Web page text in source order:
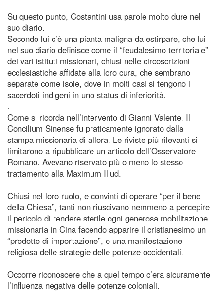
Su questo punto, Costantini usa parole molto dure nel
suo diario.
Secondo lui c’è una pianta maligna da estirpare, che lui
nel suo diario definisce come il “feudalesimo territoriale”
dei vari istituti missionari, chiusi nelle circoscrizioni
ecclesiastiche affidate alla loro cura, che sembrano
separate come isole, dove in molti casi si tengono i
sacerdoti indigeni in uno status di inferiorità.
.
Come si ricorda nell’intervento di Gianni Valente, Il
Concilium Sinense fu praticamente ignorato dalla
stampa missionaria di allora. Le riviste più rilevanti si
limitarono a ripubblicare un articolo dell’Osservatore
Romano. Avevano riservato più o meno lo stesso
trattamento alla Maximum Illud.
Chiusi nel loro ruolo, e convinti di operare “per il bene
della Chiesa”, tanti non riuscivano nemmeno a percepire
il pericolo di rendere sterile ogni generosa mobilitazione
missionaria in Cina facendo apparire il cristianesimo un
“prodotto di importazione”, o una manifestazione
religiosa delle strategie delle potenze occidentali.
Occorre riconoscere che a quel tempo c’era sicuramente
l’influenza negativa delle potenze coloniali.